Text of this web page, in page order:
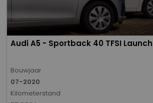
Audi A5 - Sportback 40 TFSI
Bouwjaar
07-2020
Kilometerstand